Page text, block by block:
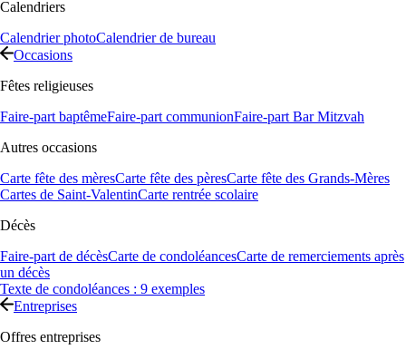
Calendriers
Calendrier photoCalendrier de bureau
Occasions
Fêtes religieuses
Faire-part baptêmeFaire-part communionFaire-part Bar Mitzvah
Autres occasions
Carte fête des mèresCarte fête des pèresCarte fête des Grands-Mères
Cartes de Saint-ValentinCarte rentrée scolaire
Décès
Faire-part de décèsCarte de condoléancesCarte de remerciements après
un décès
Texte de condoléances : 9 exemples
Entreprises
Offres entreprises